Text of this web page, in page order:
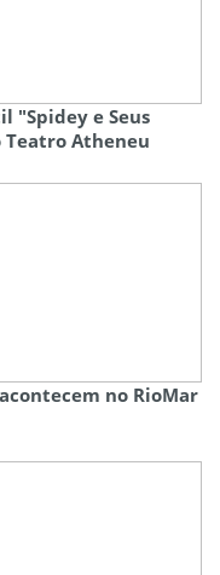
"Spidey e Seus
Teatro Atheneu
no RioMar